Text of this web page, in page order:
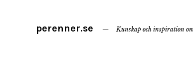
perenner.se Kunskap och inspiration